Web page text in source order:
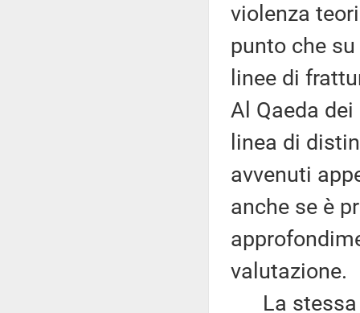
violenza
punto che
linee di
Al Qaeda
linea di
avvenuti
anche se è
valutazione.
La stessa